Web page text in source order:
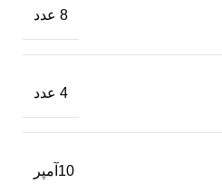
8 عدد
4 عدد
10آمپر